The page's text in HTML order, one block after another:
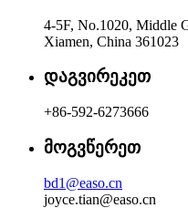
4-5F, No.1020, Middle
Xiamen, China 361023
დაგვირეკეთ
+86-592-6273666
მოგვწერეთ
bd1@easo.cn
joyce.tian@easo.cn